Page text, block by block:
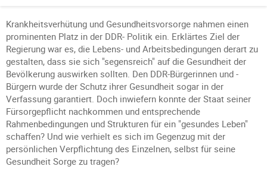
Krankheitsverhütung und Gesundheitsvorsorge nahmen einen
prominenten Platz in der DDR- Politik ein. Erklärtes Ziel der
Regierung war es, die Lebens- und Arbeitsbedingungen derart zu
gestalten, dass sie sich "segensreich" auf die Gesundheit der
Bevölkerung auswirken sollten. Den DDR-Bürgerinnen und -
Bürgern wurde der Schutz ihrer Gesundheit sogar in der
Verfassung garantiert. Doch inwiefern konnte der Staat seiner
Fürsorgepflicht nachkommen und entsprechende
Rahmenbedingungen und Strukturen für ein "gesundes Leben"
schaffen? Und wie verhielt es sich im Gegenzug mit der
persönlichen Verpflichtung des Einzelnen, selbst für seine
Gesundheit Sorge zu tragen?